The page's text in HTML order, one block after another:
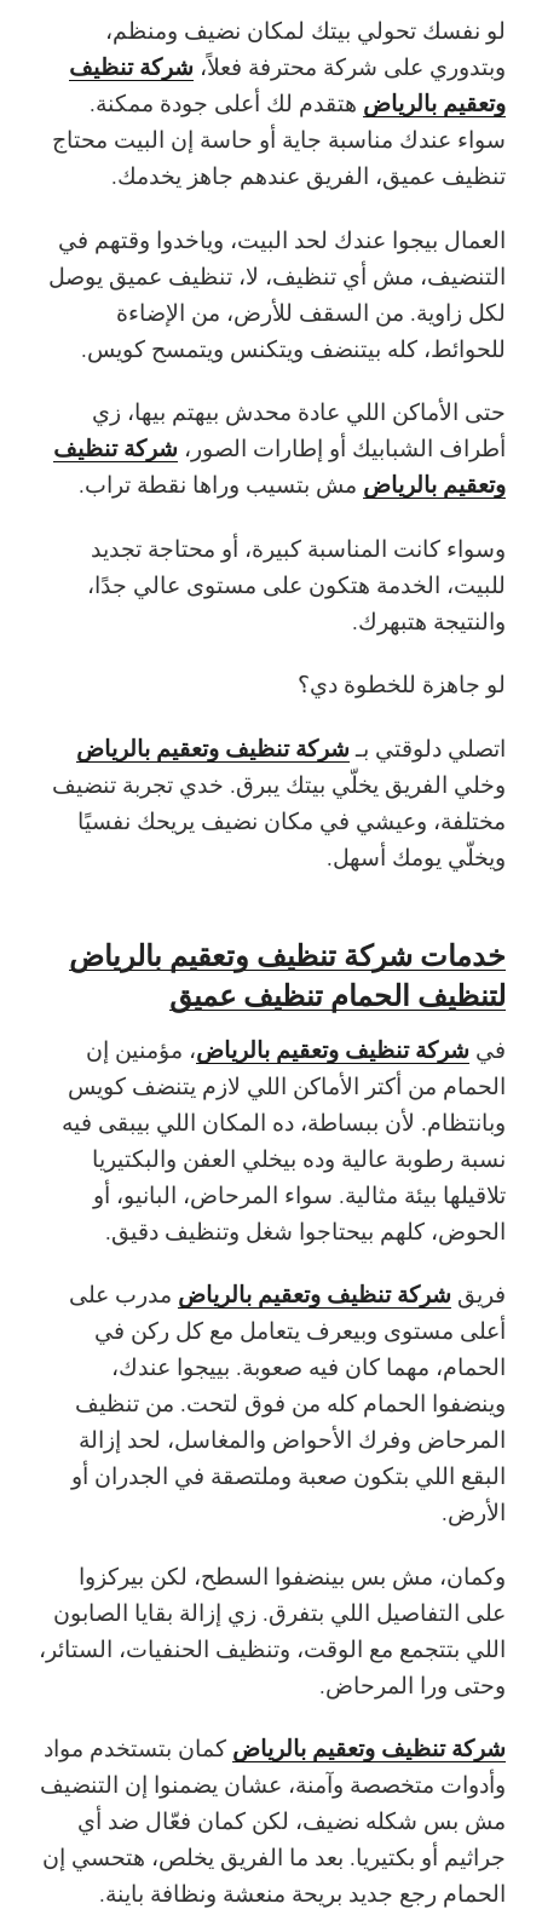
لو نفسك تحولي بيتك لمكان نضيف ومنظم،
وبتدوري على شركة محترفة فعلاً، شركة تنظيف
وتعقيم بالرياض هتقدم لك أعلى جودة ممكنة.
سواء عندك مناسبة جاية أو حاسة إن البيت محتاج
تنظيف عميق، الفريق عندهم جاهز يخدمك.
العمال بيجوا عندك لحد البيت، وياخدوا وقتهم في
التنضيف، مش أي تنظيف، لا، تنظيف عميق يوصل
لكل زاوية. من السقف للأرض، من الإضاءة
للحوائط، كله بيتنضف ويتكنس ويتمسح كويس.
حتى الأماكن اللي عادة محدش بيهتم بيها، زي
أطراف الشبابيك أو إطارات الصور، شركة تنظيف
وتعقيم بالرياض مش بتسيب وراها نقطة تراب.
وسواء كانت المناسبة كبيرة، أو محتاجة تجديد
للبيت، الخدمة هتكون على مستوى عالي جدًا،
والنتيجة هتبهرك.
لو جاهزة للخطوة دي؟
اتصلي دلوقتي بـ شركة تنظيف وتعقيم بالرياض
وخلي الفريق يخلّي بيتك يبرق. خدي تجربة تنضيف
مختلفة، وعيشي في مكان نضيف يريحك نفسيًا
ويخلّي يومك أسهل.
خدمات شركة تنظيف وتعقيم بالرياض
لتنظيف الحمام تنظيف عميق
في شركة تنظيف وتعقيم بالرياض، مؤمنين إن
الحمام من أكتر الأماكن اللي لازم يتنضف كويس
وبانتظام. لأن ببساطة، ده المكان اللي بيبقى فيه
نسبة رطوبة عالية وده بيخلي العفن والبكتيريا
تلاقيلها بيئة مثالية. سواء المرحاض، البانيو، أو
الحوض، كلهم بيحتاجوا شغل وتنظيف دقيق.
فريق شركة تنظيف وتعقيم بالرياض مدرب على
أعلى مستوى وبيعرف يتعامل مع كل ركن في
الحمام، مهما كان فيه صعوبة. بييجوا عندك،
وينضفوا الحمام كله من فوق لتحت. من تنظيف
المرحاض وفرك الأحواض والمغاسل، لحد إزالة
البقع اللي بتكون صعبة وملتصقة في الجدران أو
الأرض.
وكمان، مش بس بينضفوا السطح، لكن بيركزوا
على التفاصيل اللي بتفرق. زي إزالة بقايا الصابون
اللي بتتجمع مع الوقت، وتنظيف الحنفيات، الستائر،
وحتى ورا المرحاض.
شركة تنظيف وتعقيم بالرياض كمان بتستخدم مواد
وأدوات متخصصة وآمنة، عشان يضمنوا إن التنضيف
مش بس شكله نضيف، لكن كمان فعّال ضد أي
جراثيم أو بكتيريا. بعد ما الفريق يخلص، هتحسي إن
الحمام رجع جديد بريحة منعشة ونظافة باينة.